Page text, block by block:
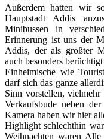
Außerdem hatten wir
Hauptstadt Addis
Minibussen in
Erinnerung ist uns der
Addis, der als größter
auch besonders
Einheimische wie
darf sich das ganze
Sinn vorstellen,
Verkaufsbude neben
Kamera haben wir hier
Highlight schlechthin
Weihnachten waren